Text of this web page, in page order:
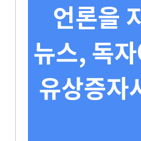
언론을
뉴스, 독
유상증자